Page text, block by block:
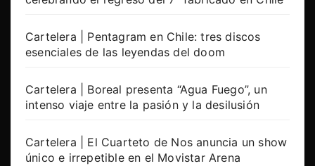
Cartelera | Pentagram en Chile: tres discos
esenciales de las leyendas del doom
Cartelera | Boreal presenta “Agua Fuego”, un
intenso viaje entre la pasión y la desilusión
Cartelera | El Cuarteto de Nos anuncia un show
único e irrepetible en el Movistar Arena